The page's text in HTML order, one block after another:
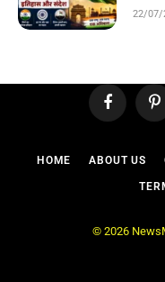
22/07/
Facebook
HOME ABOUT US
© 2026